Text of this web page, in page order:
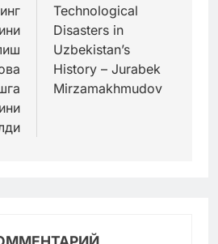
Technological
Disasters in
Uzbekistan’s
History – Jurabek
Mirzamakhmudov